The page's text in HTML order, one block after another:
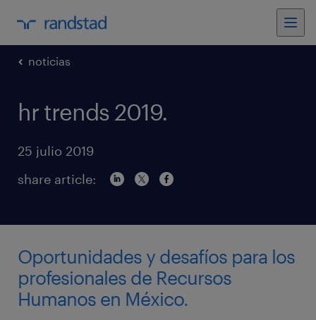
noticias
hr trends 2019.
25 julio 2019
share article:
Oportunidades y desafíos para los
profesionales de Recursos
Humanos en México.